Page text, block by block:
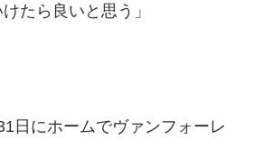
たら良いと思う」
日にホームでヴァンフォーレ